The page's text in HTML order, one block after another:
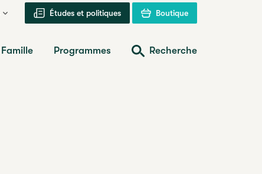
Études et politiques Boutique
Famille Programmes Recherche